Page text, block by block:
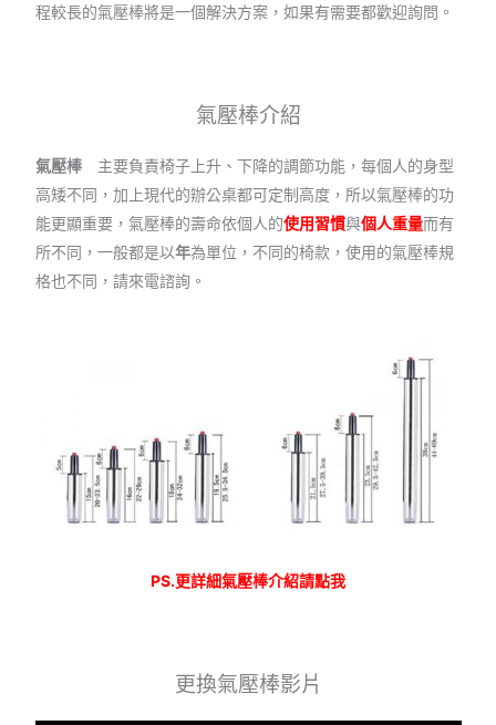
程較長的氣壓棒將是一個解決方案，如果有需要都歡迎詢問。
氣壓棒介紹
氣壓棒主要負責椅子上升、下降的調節功能，每個人的身型
高矮不同，加上現代的辦公桌都可定制高度，所以氣壓棒的功
能更顯重要，氣壓棒的壽命依個人的使用習慣與個人重量而有
所不同，一般都是以年為單位，不同的椅款，使用的氣壓棒規
格也不同，請來電諮詢。
PS.更詳細氣壓棒介紹請點我
更換氣壓棒影片